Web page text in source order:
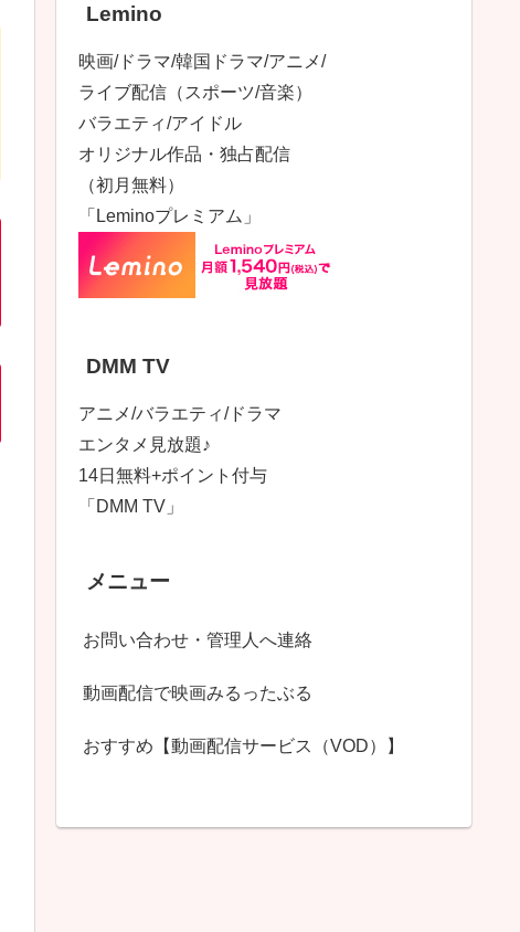
Lemino
映画/ドラマ/韓国ドラマ/アニメ/
ライブ配信（スポーツ/音楽）
バラエティ/アイドル
オリジナル作品・独占配信
（初月無料）
「Leminoプレミアム」
DMM TV
アニメ/バラエティ/ドラマ
エンタメ見放題♪
14日無料+ポイント付与
「DMM TV」
メニュー
お問い合わせ・管理人へ連絡
動画配信で映画みるったぶる
おすすめ【動画配信サービス（VOD）】